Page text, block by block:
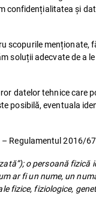
confidențialitatea și
scopurile menționate,
soluții adecvate de a
datelor tehnice care
posibilă, eventuala
Regulamentul 2016/
o persoană fizică
ar fi un nume, un
fizice, fiziologice,